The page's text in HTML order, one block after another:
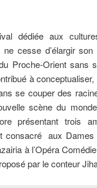
dédiée aux
cesse d’élargir
Proche-Orient sans
à
se couper des
scène du
présentant trois
aux Dames
à l’Opéra
par le conteur